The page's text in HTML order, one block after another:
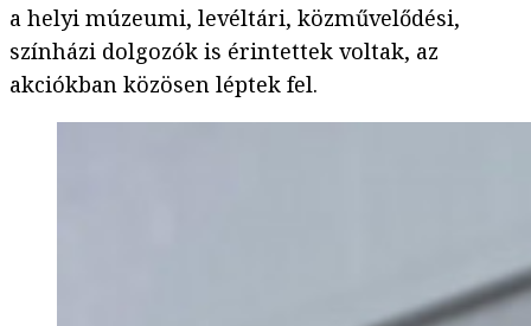
a helyi múzeumi, levéltári, közművelődési,
színházi dolgozók is érintettek voltak, az
akciókban közösen léptek fel.